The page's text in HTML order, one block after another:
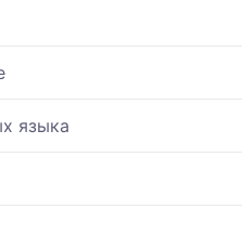
языка